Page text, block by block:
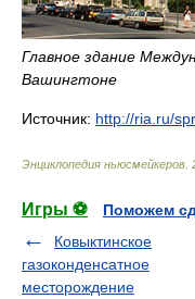
Главное здание
Вашингтоне
Источник: http://ria.ru/
Энциклопедия ньюсмейкеров
Игры ⚽
Поможем
Ковыктинское
газоконденсатное
месторождение